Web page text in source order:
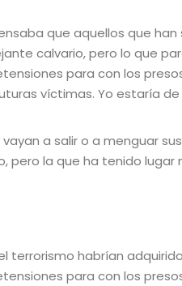
que aquellos que
calvario, pero lo que
para con los
víctimas. Yo estaría
a salir o a menguar
pero la que ha tenido lugar
terrorismo habrían
para con los